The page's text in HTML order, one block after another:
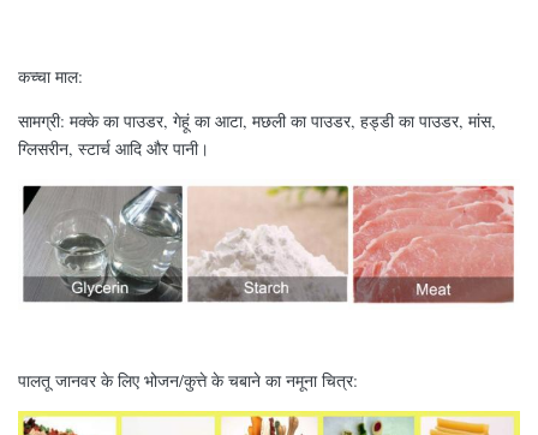
कच्चा माल:
सामग्री: मक्के का पाउडर, गेहूं का आटा, मछली का पाउडर, हड्डी का पाउडर, मांस,
ग्लिसरीन, स्टार्च आदि और पानी।
पालतू जानवर के लिए भोजन/कुत्ते के चबाने का नमूना चित्र: